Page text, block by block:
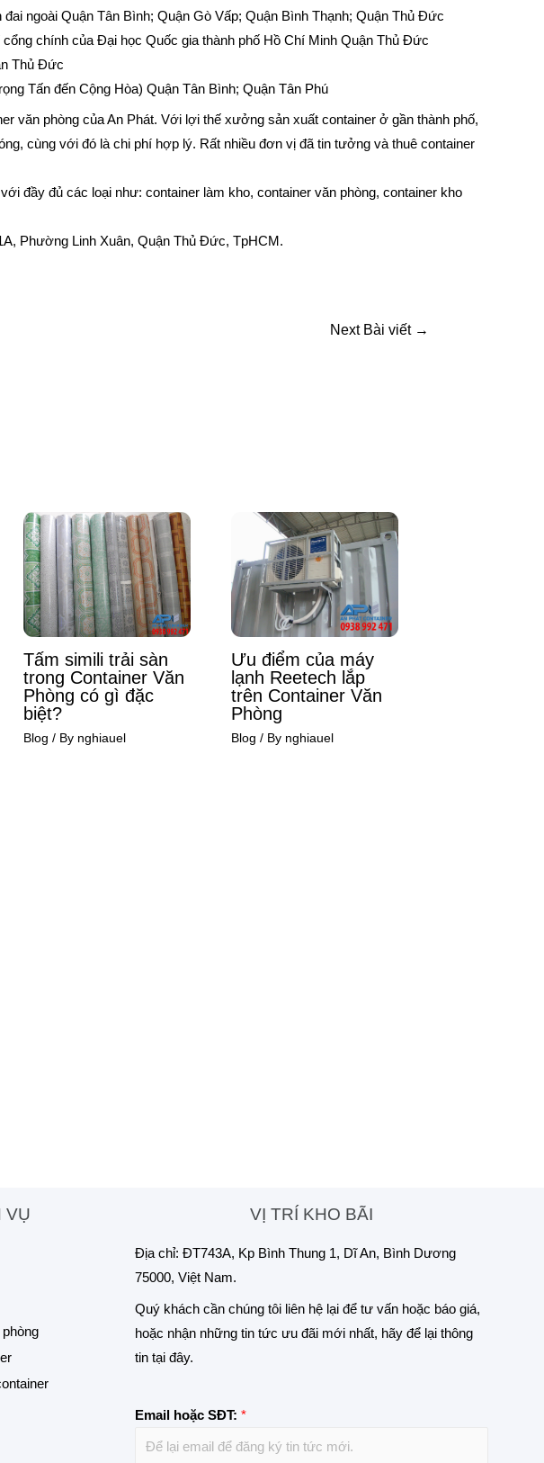
ngoài Quận Tân Bình; Quận Gò Vấp; Quận Bình Thạnh; Quận Thủ Đức
chính của Đại học Quốc gia thành phố Hồ Chí Minh Quận Thủ Đức
Thủ Đức
Tấn đến Cộng Hòa) Quận Tân Bình; Quận Tân Phú
văn phòng của An Phát. Với lợi thế xưởng sản xuất container ở gần thành phố,
cùng với đó là chi phí hợp lý. Rất nhiều đơn vị đã tin tưởng và thuê container
đầy đủ các loại như: container làm kho, container văn phòng, container kho
Phường Linh Xuân, Quận Thủ Đức, TpHCM.
Next Bài viết →
Tấm simili trải sàn
trong Container Văn
Phòng có gì đặc
biệt?
Blog / By nghiauel
Ưu điểm của máy
lạnh Reetech lắp
trên Container Văn
Phòng
Blog / By nghiauel
VỤ VỊ TRÍ KHO BÃI
Địa chỉ: ĐT743A, Kp Bình Thung 1, Dĩ An, Bình Dương
75000, Việt Nam.
Quý khách cần chúng tôi liên hệ lại để tư vấn hoặc báo giá,
hoặc nhận những tin tức ưu đãi mới nhất, hãy để lại thông
tin tại đây.
Email hoặc SĐT: *